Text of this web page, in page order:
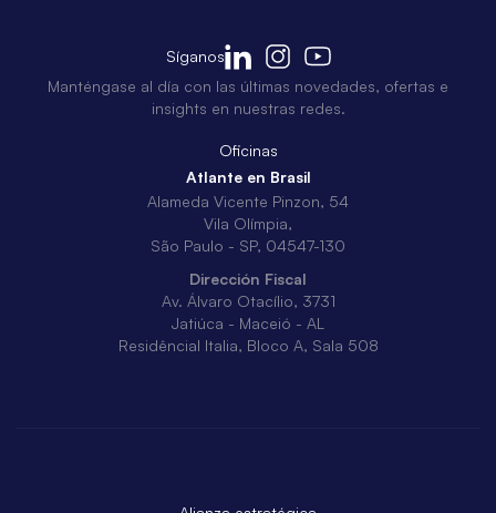
Síganos
Manténgase al día con las últimas novedades, ofertas e
insights en nuestras redes.
Oficinas
Atlante en Brasil
Alameda Vicente Pinzon, 54
Vila Olímpia,
São Paulo - SP, 04547-130
Dirección Fiscal
Av. Álvaro Otacílio, 3731
Jatiúca - Maceió - AL
Residêncial Italia, Bloco A, Sala 508